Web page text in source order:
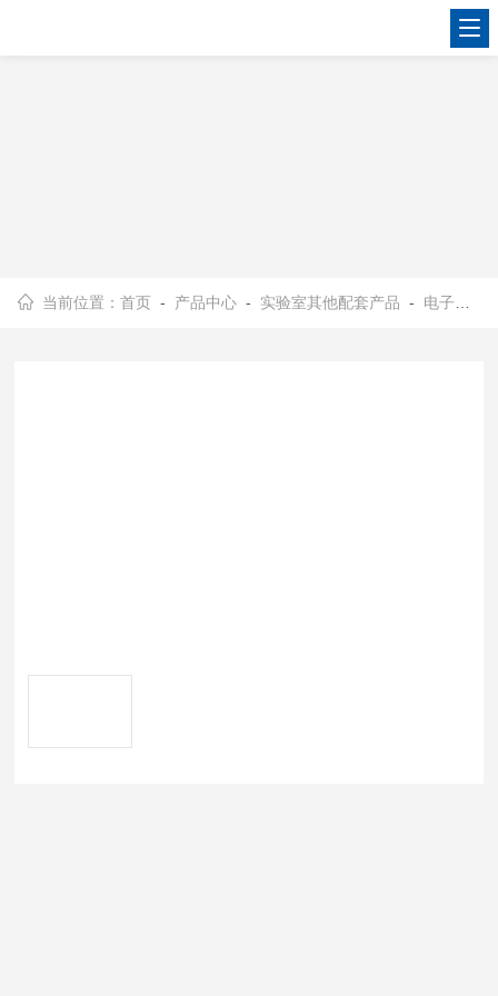
当前位置：首页 - 产品中心 - 实验室其他配套产品 - 电子天平